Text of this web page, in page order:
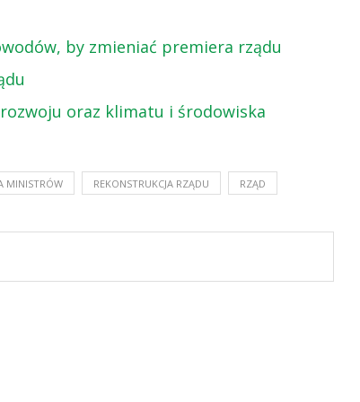
by zmieniać premiera rządu
oraz klimatu i środowiska
MINISTRÓW REKONSTRUKCJA RZĄDU RZĄD